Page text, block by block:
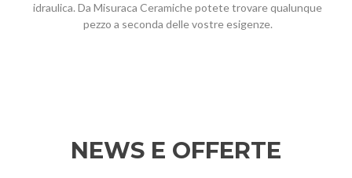
idraulica. Da Misuraca Ceramiche potete trovare qualunque
pezzo a seconda delle vostre esigenze.
NEWS E OFFERTE